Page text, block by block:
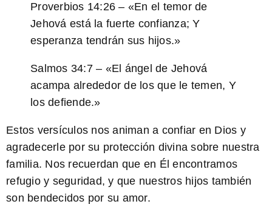
Proverbios 14:26 – «En el temor de
Jehová está la fuerte confianza; Y
esperanza tendrán sus hijos.»
Salmos 34:7– «El ángel de Jehová
acampa alrededor de los que le temen, Y
los defiende.»
Estos versículos nos animan a confiar en Dios y
agradecerle por su protección divina sobre nuestra
familia. Nos recuerdan que en Él encontramos
refugio y seguridad, y que nuestros hijos también
son bendecidos por su amor.